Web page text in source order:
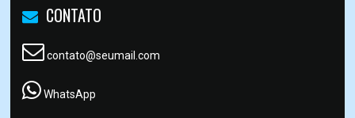
CONTATO
contato@seumail.com
WhatsApp